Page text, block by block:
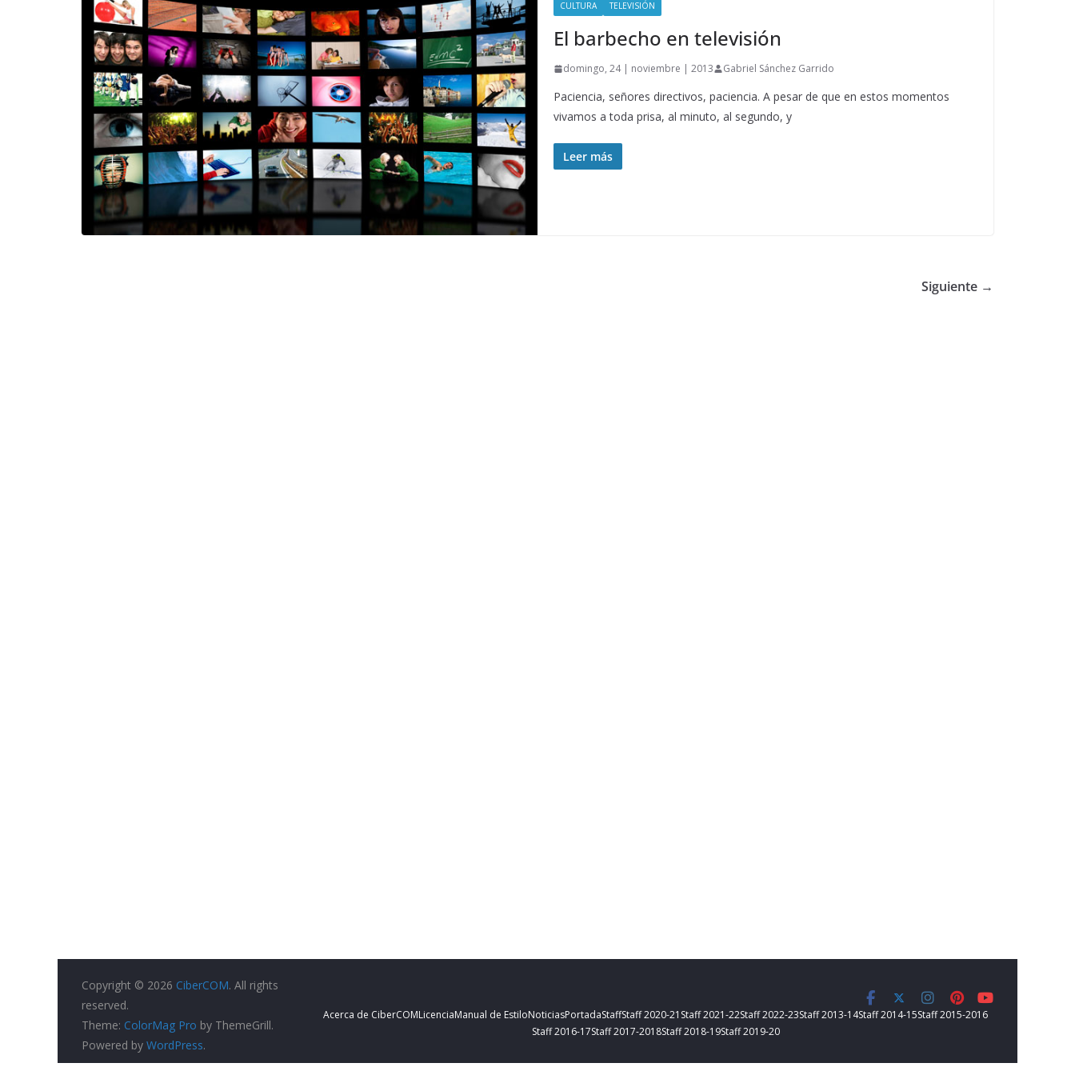
CULTURA TELEVISIÓN
El barbecho en televisión
domingo, 24 | noviembre | 2013 Gabriel Sánchez Garrido
Paciencia, señores directivos, paciencia. A pesar de que en estos momentos
vivamos a toda prisa, al minuto, al segundo, y
Leer más
Siguiente →
Acerca de CiberCOMLicenciaManual de EstiloNoticiasPortadaStaffStaff 2020-21 Staff 2021-22Staff 2022-23Staff 2013-14Staff 2014-15Staff 2015-2016
Staff 2016-17Staff 2017-2018Staff 2018-19Staff 2019-20
Copyright © 2026 CiberCOM. All rights
reserved.
Theme: ColorMag Pro by ThemeGrill.
Powered by WordPress.